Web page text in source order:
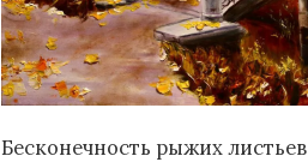
Бесконечность рыжих листьев